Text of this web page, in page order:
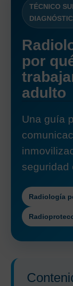
TÉCNICO
por
adulto
Una guía
seguridad
Radiología